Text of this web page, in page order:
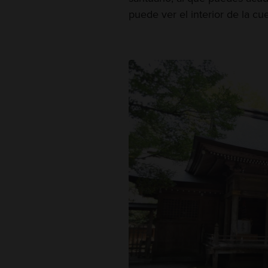
puede ver el interior de la